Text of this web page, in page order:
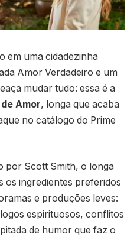
em uma cidadezinha
Amor Verdadeiro e um
mudar tudo: essa é a
Amor, longa que acaba
no catálogo do Prime
por Scott Smith, o longa
os ingredientes preferidos
e produções leves:
espirituosos, conflitos
de humor que faz o